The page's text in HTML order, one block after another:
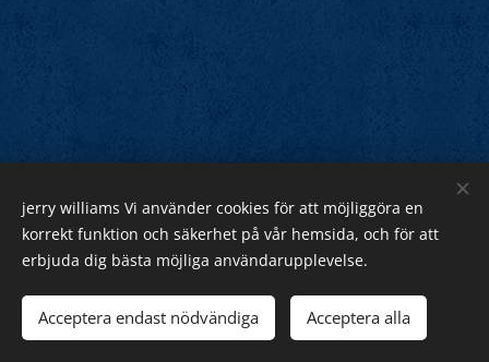
Jerry Williams
Sveriges Rock Kung.
Webnode Cookies
jerry williams Vi använder cookies för att möjliggöra en
korrekt funktion och säkerhet på vår hemsida, och för att
erbjuda dig bästa möjliga användarupplevelse.
Acceptera endast nödvändiga Acceptera alla